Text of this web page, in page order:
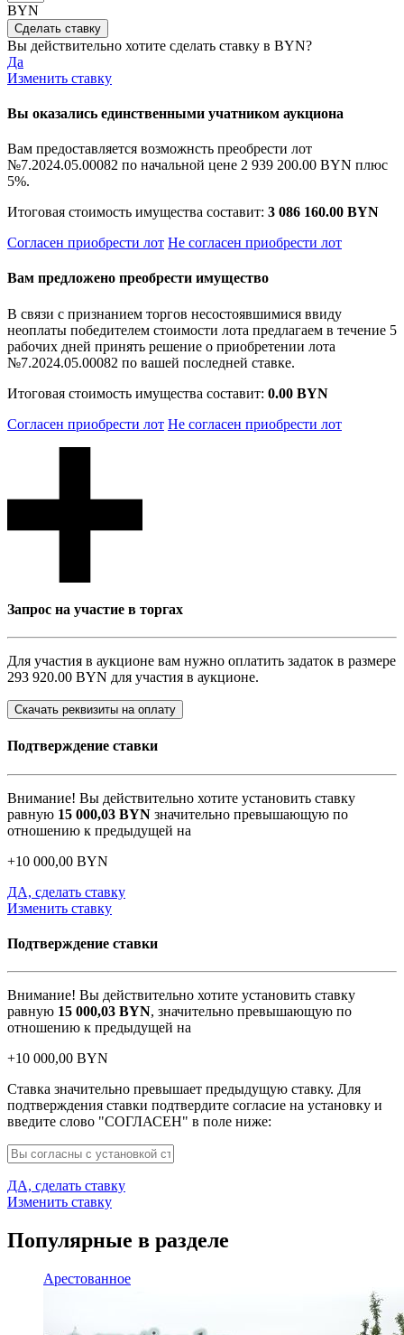
BYN
Вы действительно хотите сделать ставку в BYN?
Да
Изменить ставку
Вы оказались единственными учатником аукциона
Вам предоставляется возможнсть преобрести лот
№7.2024.05.00082 по начальной цене 2 939 200.00 BYN плюс
5%.
Итоговая стоимость имущества составит: 3 086 160.00 BYN
Согласен приобрести лот Не согласен приобрести лот
Вам предложено преобрести имущество
В связи с признанием торгов несостоявшимися ввиду
неоплаты победителем стоимости лота предлагаем в течение 5
рабочих дней принять решение о приобретении лота
№7.2024.05.00082 по вашей последней ставке.
Итоговая стоимость имущества составит: 0.00 BYN
Согласен приобрести лот Не согласен приобрести лот
Запрос на участие в торгах
Для участия в аукционе вам нужно оплатить задаток в размере
293 920.00 BYN для участия в аукционе.
Скачать реквизиты на оплату
Подтверждение ставки
Внимание! Вы действительно хотите установить ставку
равную 15 000,03 BYN значительно превышающую по
отношению к предыдущей на
+10 000,00 BYN
ДА, сделать ставку
Изменить ставку
Подтверждение ставки
Внимание! Вы действительно хотите установить ставку
равную 15 000,03 BYN, значительно превышающую по
отношению к предыдущей на
+10 000,00 BYN
Ставка значительно превышает предыдущую ставку. Для
подтверждения ставки подтвердите согласие на установку и
введите слово "СОГЛАСЕН" в поле ниже:
ДА, сделать ставку
Изменить ставку
Популярные в разделе
Арестованное